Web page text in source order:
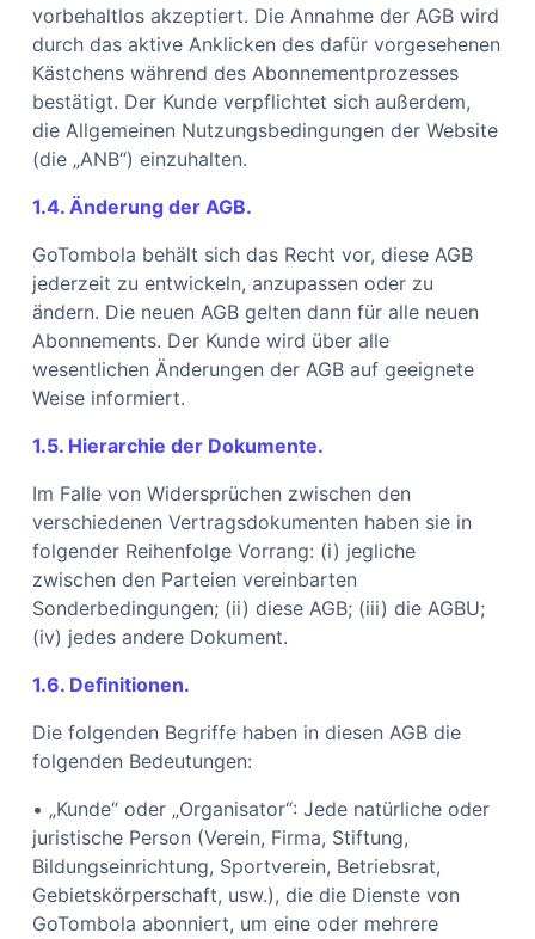
vorbehaltlos akzeptiert. Die Annahme der AGB wird
durch das aktive Anklicken des dafür vorgesehenen
Kästchens während des Abonnementprozesses
bestätigt. Der Kunde verpflichtet sich außerdem,
die Allgemeinen Nutzungsbedingungen der Website
(die „ANB“) einzuhalten.
1.4. Änderung der AGB.
GoTombola behält sich das Recht vor, diese AGB
jederzeit zu entwickeln, anzupassen oder zu
ändern. Die neuen AGB gelten dann für alle neuen
Abonnements. Der Kunde wird über alle
wesentlichen Änderungen der AGB auf geeignete
Weise informiert.
1.5. Hierarchie der Dokumente.
Im Falle von Widersprüchen zwischen den
verschiedenen Vertragsdokumenten haben sie in
folgender Reihenfolge Vorrang: (i) jegliche
zwischen den Parteien vereinbarten
Sonderbedingungen; (ii) diese AGB; (iii) die AGBU;
(iv) jedes andere Dokument.
1.6. Definitionen.
Die folgenden Begriffe haben in diesen AGB die
folgenden Bedeutungen:
• „Kunde“ oder „Organisator“: Jede natürliche oder
juristische Person (Verein, Firma, Stiftung,
Bildungseinrichtung, Sportverein, Betriebsrat,
Gebietskörperschaft, usw.), die die Dienste von
GoTombola abonniert, um eine oder mehrere